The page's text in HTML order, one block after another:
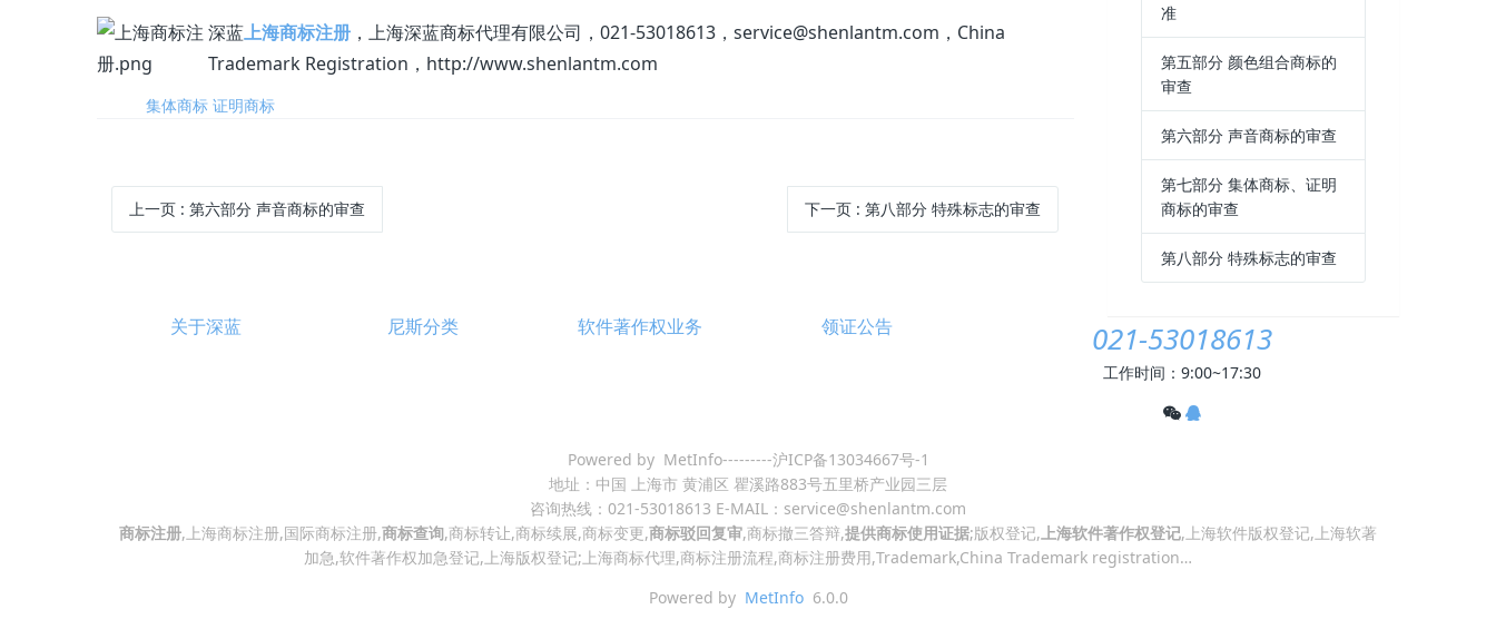
深蓝上海商标注册 ，上海深蓝商标代理有限公司，021-53018613，service@shenlantm.com，China
Trademark Registration，http://www.shenlantm.com
集体商标 证明商标
上一页 : 第六部分 声音商标的审查 下一页 : 第八部分 特殊标志的审查
准
第五部分 颜色组合商标的
审查
第六部分 声音商标的审查
第七部分 集体商标、证明
商标的审查
第八部分 特殊标志的审查
关于深蓝 尼斯分类 软件著作权业务 领证公告 021-53018613
工作时间：9:00~17:30
Powered by MetInfo---------沪ICP备13034667号-1
地址：中国 上海市 黄浦区 瞿溪路883号五里桥产业园三层
咨询热线：021-53018613 E-MAIL：service@shenlantm.com
商标注册,上海商标注册,国际商标注册,商标查询,商标转让,商标续展,商标变更,商标驳回复审,商标撤三答辩,提供商标使用证据;版权登记,上海软件著作权登记,上海软件版权登记,上海软著
加急,软件著作权加急登记,上海版权登记;上海商标代理,商标注册流程,商标注册费用,Trademark,China Trademark registration…
Powered by MetInfo6.0.0